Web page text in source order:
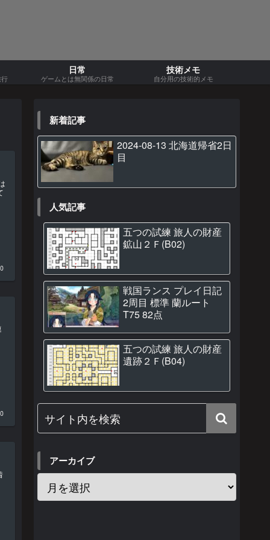
日常
ゲームとは無関係の日常
技術メモ
自分用の技術的メモ
新着記事
2024-08-13 北海道帰省2日
目
人気記事
五つの試練 旅人の財産
鉱山２Ｆ(B02)
戦国ランス プレイ日記
2周目 標準 蘭ルート
T75 82点
五つの試練 旅人の財産
遺跡２Ｆ(B04)
アーカイブ